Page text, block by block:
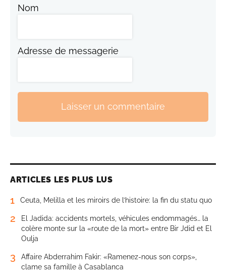
Nom
Adresse de messagerie
Laisser un commentaire
ARTICLES LES PLUS LUS
1 Ceuta, Melilla et les miroirs de l’histoire: la fin du statu quo
2
El Jadida: accidents mortels, véhicules endommagés… la
colère monte sur la «route de la mort» entre Bir Jdid et El
Oulja
3
Affaire Abderrahim Fakir: «Ramenez-nous son corps»,
clame sa famille à Casablanca